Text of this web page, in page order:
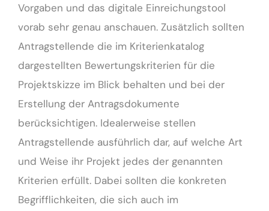
Vorgaben und das digitale Einreichungstool
vorab sehr genau anschauen. Zusätzlich sollten
Antragstellende die im Kriterienkatalog
dargestellten Bewertungskriterien für die
Projektskizze im Blick behalten und bei der
Erstellung der Antragsdokumente
berücksichtigen. Idealerweise stellen
Antragstellende ausführlich dar, auf welche Art
und Weise ihr Projekt jedes der genannten
Kriterien erfüllt. Dabei sollten die konkreten
Begrifflichkeiten, die sich auch im